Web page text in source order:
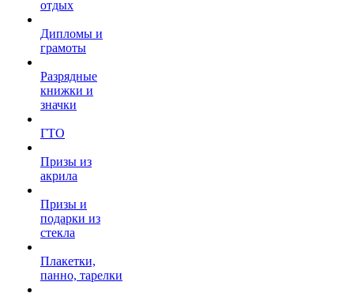
отдых
Дипломы и
грамоты
Разрядные
книжки и
значки
ГТО
Призы из
акрила
Призы и
подарки из
стекла
Плакетки,
панно, тарелки